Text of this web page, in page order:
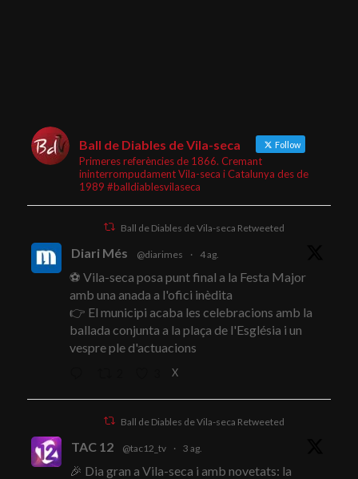
Ball de Diables de Vila-seca Follow
Primeres referències de 1866. Cremant
ininterrompudament Vila-seca i Catalunya des de
1989 #balldiablesvilaseca
Ball de Diables de Vila-seca Retweeted
Diari Més @diarimes · 4 ag.
⚽ Vila-seca posa punt final a la Festa Major
amb una anada a l'ofici inèdita
👉 El municipi acaba les celebracions amb la
ballada conjunta a la plaça de l'Església i un
vespre ple d'actuacions
X
Ball de Diables de Vila-seca Retweeted
TAC 12 @tac12_tv · 3 ag.
🎉 Dia gran a Vila-seca i amb novetats: la